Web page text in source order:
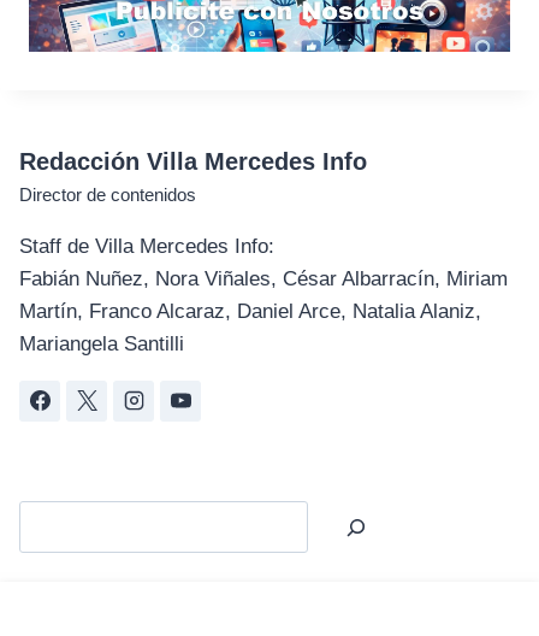
Redacción Villa Mercedes Info
Director de contenidos
Staff de Villa Mercedes Info:
Fabián Nuñez, Nora Viñales, César Albarracín, Miriam
Martín, Franco Alcaraz, Daniel Arce, Natalia Alaniz,
Mariangela Santilli